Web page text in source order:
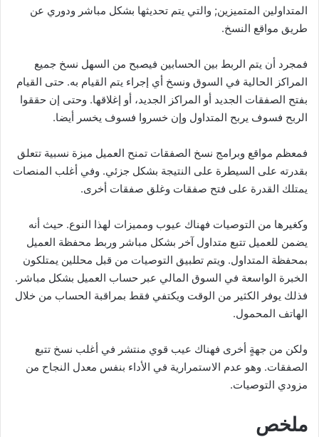
المتداولين المتميزين; والتي يتم تحديثها بشكل مباشر ودوري عن
طريق مواقع النسخ.
فمجرد أن يتم الربط بين الحسابين فيصبح من السهل نسخ جميع
المراكز الحالية في السوق ونسخ أي إجراء يتم القيام به. حتى القيام
بفتح الصفقات الجديد أو المراكز الجديد، أو إغلاقها. وحتى إن حققوا
الربح فسوف يربح المتداول وإن خسروا فسوف يخسر أيضا.
فمعظم مواقع وبرامج نسخ الصفقات تمنح العميل ميزة نسبية تتعلق
بقدرته على السيطرة على النتيجة بشكل جزئي. وفي أغلب المنصات
يمتلك القدرة على فتح صفقات وغلق صفقات أخرى.
وكغيرها من التوصيات فهناك عيوب ومميزات لهذا النوع. حيث أنه
يضمن للعميل تتبع متداول آخر بشكل مباشر وربط محفظة العميل
بمحفظة المتداول. ويتم تطبيق التوصيات من قبل محللين يمتلكون
الخبرة الواسعة في السوق المالي عبر حساب العميل بشكل مباشر.
فذلك يوفر الكثير من الوقت ويكتفي فقط بمراقبة الحساب من خلال
الهاتف المحمول.
ولكن من جهةٍ أخرى فهناك عيب قوي منتشر في أغلب نسخ تتبع
الصفقات. وهو عدم الاستمرارية في الأداء بنفس معدل النجاح من
مزودي التوصيات.
ملخص